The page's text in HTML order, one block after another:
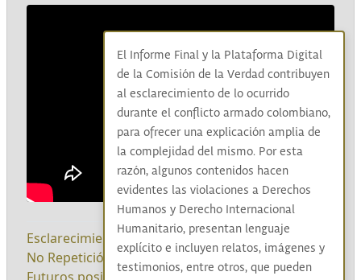
Esclarecimiento|Reconocimiento|Convivencia
No Repetición
|Diálogo social|Sistematización|
El Informe Final y la Plataforma Digital
de la Comisión de la Verdad contribuyen
al esclarecimiento de lo ocurrido
durante el conflicto armado colombiano,
para ofrecer una explicación amplia de
la complejidad del mismo. Por esta
razón, algunos contenidos hacen
evidentes las violaciones a Derechos
Humanos y Derecho Internacional
Humanitario, presentan lenguaje
explícito e incluyen relatos, imágenes y
testimonios, entre otros, que pueden